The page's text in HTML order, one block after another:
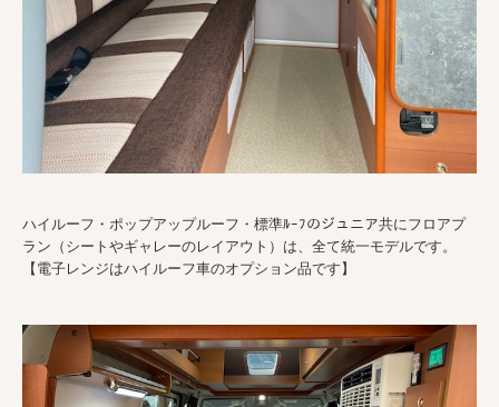
ハイルーフ・ポップアップルーフ・標準ﾙｰﾌのジュニア共にフロアプ
ラン（シートやギャレーのレイアウト）は、全て統一モデルです。
【電子レンジはハイルーフ車のオプション品です】